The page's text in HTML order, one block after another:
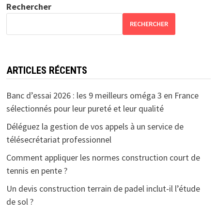
Rechercher
RECHERCHER
ARTICLES RÉCENTS
Banc d’essai 2026 : les 9 meilleurs oméga 3 en France
sélectionnés pour leur pureté et leur qualité
Déléguez la gestion de vos appels à un service de
télésecrétariat professionnel
Comment appliquer les normes construction court de
tennis en pente ?
Un devis construction terrain de padel inclut-il l’étude
de sol ?